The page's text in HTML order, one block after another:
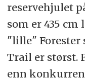
reservehjulet
som er 435
"lille" Forester
Trail er størst.
enn